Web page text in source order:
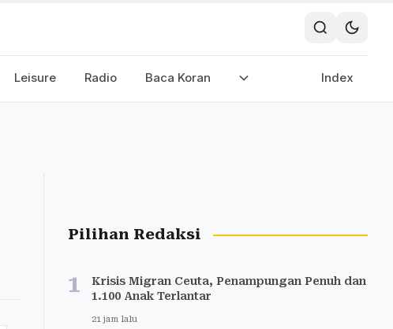
Leisure Radio Baca Koran Index
Pilihan Redaksi
1
Krisis Migran Ceuta, Penampungan Penuh dan
1.100 Anak Terlantar
21 jam lalu